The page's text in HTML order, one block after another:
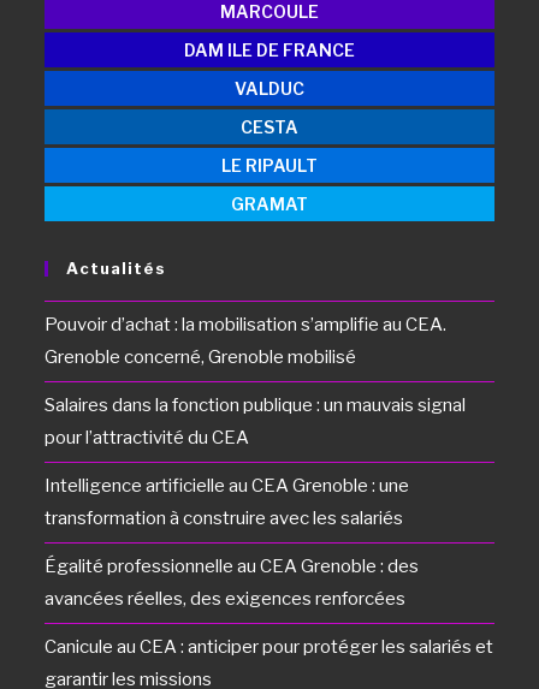
MARCOULE
DAM ILE DE FRANCE
VALDUC
CESTA
LE RIPAULT
GRAMAT
Actualités
Pouvoir d’achat : la mobilisation s’amplifie au CEA.
Grenoble concerné, Grenoble mobilisé
Salaires dans la fonction publique : un mauvais signal
pour l’attractivité du CEA
Intelligence artificielle au CEA Grenoble : une
transformation à construire avec les salariés
Égalité professionnelle au CEA Grenoble : des
avancées réelles, des exigences renforcées
Canicule au CEA : anticiper pour protéger les salariés et
garantir les missions